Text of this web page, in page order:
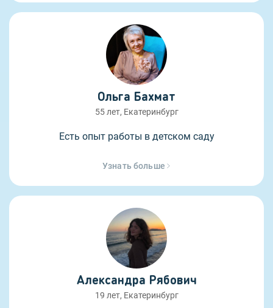
Ольга Бахмат
55 лет, Екатеринбург
Есть опыт работы в детском саду
Узнать больше
Александра Рябович
19 лет, Екатеринбург